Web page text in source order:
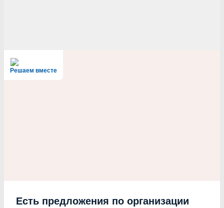
Решаем вместе
Есть предложения по организации